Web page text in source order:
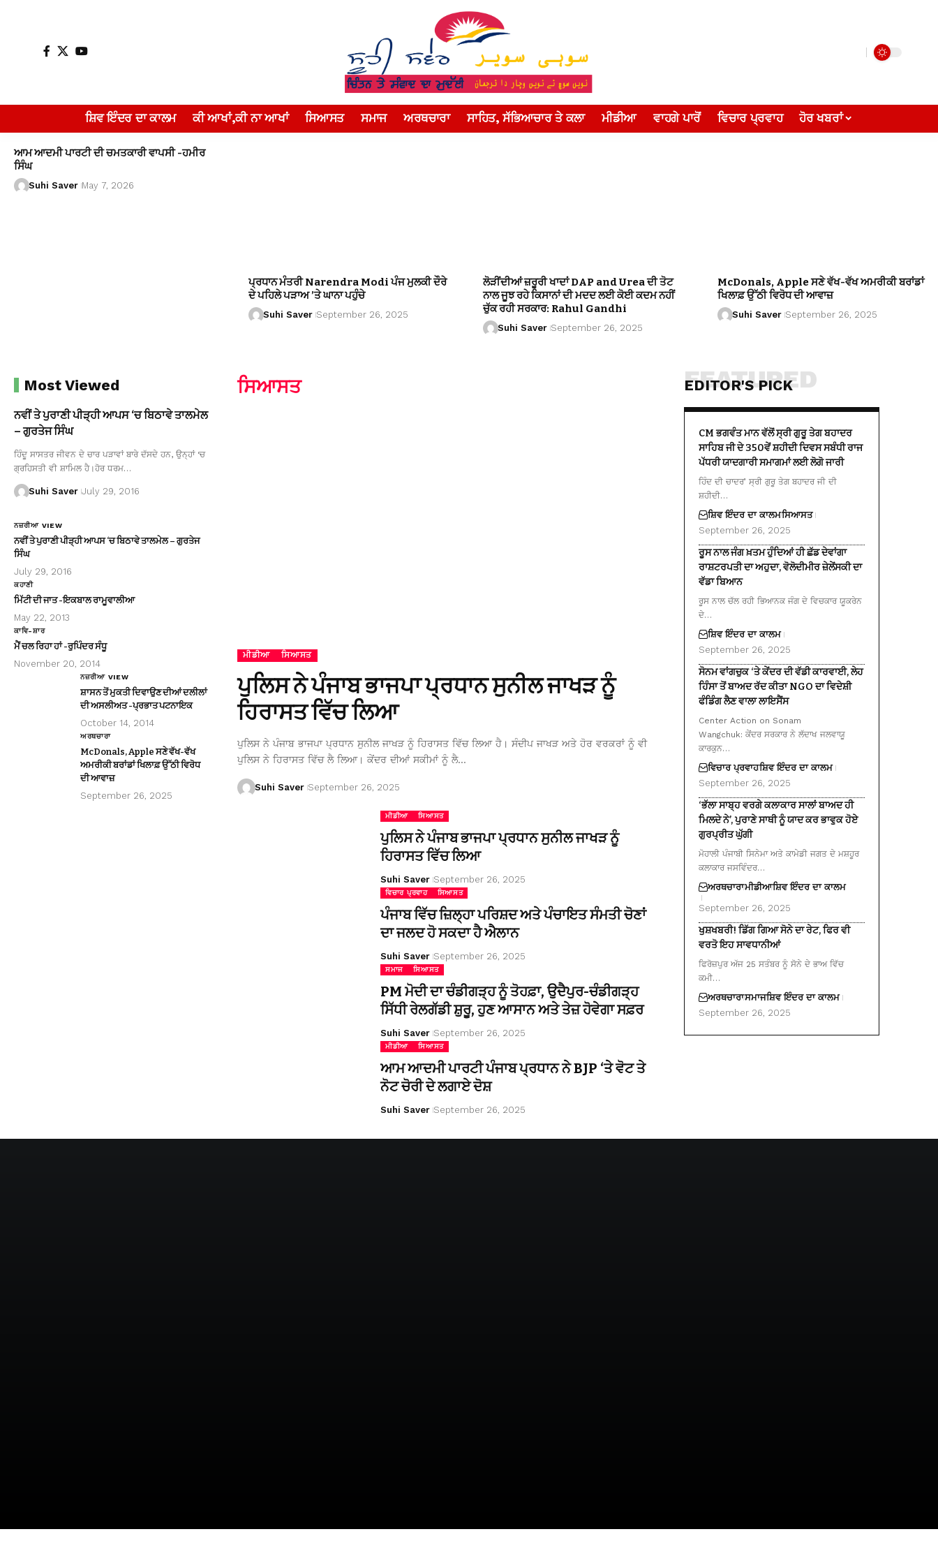
ਸ਼ਿਵ ਇੰਦਰ ਦਾ ਕਾਲਮ ਕੀ ਆਖਾਂ,ਕੀ ਨਾ ਆਖਾਂ ਸਿਆਸਤ ਸਮਾਜ ਅਰਥਚਾਰਾ ਸਾਹਿਤ, ਸੱਭਿਆਚਾਰ ਤੇ ਕਲਾ ਮੀਡੀਆ ਵਾਹਗੇ ਪਾਰੋਂ ਵਿਚਾਰ ਪ੍ਰਵਾਹ ਹੋਰ ਖਬਰਾਂ
ਆਮ ਆਦਮੀ ਪਾਰਟੀ ਦੀ ਚਮਤਕਾਰੀ ਵਾਪਸੀ -ਹਮੀਰ
ਸਿੰਘ
Suhi Saver May 7, 2026
ਪ੍ਰਧਾਨ ਮੰਤਰੀ Narendra Modi ਪੰਜ ਮੁਲਕੀ ਦੌਰੇ
ਦੇ ਪਹਿਲੇ ਪੜਾਅ ’ਤੇ ਘਾਨਾ ਪਹੁੰਚੇ
Suhi Saver September 26, 2025
ਲੋੜੀਂਦੀਆਂ ਜ਼ਰੂਰੀ ਖਾਦਾਂ DAP and Urea ਦੀ ਤੋਟ
ਨਾਲ ਜੂਝ ਰਹੇ ਕਿਸਾਨਾਂ ਦੀ ਮਦਦ ਲਈ ਕੋਈ ਕਦਮ ਨਹੀਂ
ਚੁੱਕ ਰਹੀ ਸਰਕਾਰ: Rahul Gandhi
Suhi Saver September 26, 2025
McDonals, Apple ਸਣੇ ਵੱਖ-ਵੱਖ ਅਮਰੀਕੀ ਬਰਾਂਡਾਂ
ਖਿਲਾਫ਼ ਉੱਠੀ ਵਿਰੋਧ ਦੀ ਆਵਾਜ਼
Suhi Saver September 26, 2025
Most Viewed
ਨਵੀਂ ਤੇ ਪੁਰਾਣੀ ਪੀੜ੍ਹੀ ਆਪਸ ‘ਚ ਬਿਠਾਵੇ ਤਾਲਮੇਲ
– ਗੁਰਤੇਜ ਸਿੰਘ
ਹਿੰਦੂ ਸਾਸਤਰ ਜੀਵਨ ਦੇ ਚਾਰ ਪੜਾਵਾਂ ਬਾਰੇ ਦੱਸਦੇ ਹਨ, ਉਨ੍ਹਾਂ ‘ਚ
ਗ੍ਰਹਿਸਤੀ ਵੀ ਸ਼ਾਮਿਲ ਹੈ।ਹੋਰ ਧਰਮ…
Suhi Saver July 29, 2016
ਨਜ਼ਰੀਆ VIEW
ਨਵੀਂ ਤੇ ਪੁਰਾਣੀ ਪੀੜ੍ਹੀ ਆਪਸ ‘ਚ ਬਿਠਾਵੇ ਤਾਲਮੇਲ – ਗੁਰਤੇਜ
ਸਿੰਘ
July 29, 2016
ਕਹਾਣੀ
ਮਿੱਟੀ ਦੀ ਜਾਤ -ਇਕਬਾਲ ਰਾਮੂਵਾਲੀਆ
May 22, 2013
ਕਾਵਿ-ਸ਼ਾਰ
ਮੈਂ ਚਲ ਰਿਹਾ ਹਾਂ -ਰੁਪਿੰਦਰ ਸੰਧੂ
November 20, 2014
ਨਜ਼ਰੀਆ VIEW
ਸ਼ਾਸਨ ਤੋਂ ਮੁਕਤੀ ਦਿਵਾਉਣ ਦੀਆਂ ਦਲੀਲਾਂ
ਦੀ ਅਸਲੀਅਤ -ਪ੍ਰਭਾਤ ਪਟਨਾਇਕ
October 14, 2014
ਅਰਥਚਾਰਾ
McDonals, Apple ਸਣੇ ਵੱਖ-ਵੱਖ
ਅਮਰੀਕੀ ਬਰਾਂਡਾਂ ਖਿਲਾਫ਼ ਉੱਠੀ ਵਿਰੋਧ
ਦੀ ਆਵਾਜ਼
September 26, 2025
ਸਿਆਸਤ
ਮੀਡੀਆ ਸਿਆਸਤ
ਪੁਲਿਸ ਨੇ ਪੰਜਾਬ ਭਾਜਪਾ ਪ੍ਰਧਾਨ ਸੁਨੀਲ ਜਾਖੜ ਨੂੰ
ਹਿਰਾਸਤ ਵਿੱਚ ਲਿਆ
ਪੁਲਿਸ ਨੇ ਪੰਜਾਬ ਭਾਜਪਾ ਪ੍ਰਧਾਨ ਸੁਨੀਲ ਜਾਖੜ ਨੂੰ ਹਿਰਾਸਤ ਵਿੱਚ ਲਿਆ ਹੈ। ਸੰਦੀਪ ਜਾਖੜ ਅਤੇ ਹੋਰ ਵਰਕਰਾਂ ਨੂੰ ਵੀ
ਪੁਲਿਸ ਨੇ ਹਿਰਾਸਤ ਵਿੱਚ ਲੈ ਲਿਆ। ਕੇਂਦਰ ਦੀਆਂ ਸਕੀਮਾਂ ਨੂੰ ਲੈ…
Suhi Saver September 26, 2025
ਮੀਡੀਆ ਸਿਆਸਤ
ਪੁਲਿਸ ਨੇ ਪੰਜਾਬ ਭਾਜਪਾ ਪ੍ਰਧਾਨ ਸੁਨੀਲ ਜਾਖੜ ਨੂੰ
ਹਿਰਾਸਤ ਵਿੱਚ ਲਿਆ
Suhi Saver September 26, 2025
ਵਿਚਾਰ ਪ੍ਰਵਾਹ ਸਿਆਸਤ
ਪੰਜਾਬ ਵਿੱਚ ਜ਼ਿਲ੍ਹਾ ਪਰਿਸ਼ਦ ਅਤੇ ਪੰਚਾਇਤ ਸੰਮਤੀ ਚੋਣਾਂ
ਦਾ ਜਲਦ ਹੋ ਸਕਦਾ ਹੈ ਐਲਾਨ
Suhi Saver September 26, 2025
ਸਮਾਜ ਸਿਆਸਤ
PM ਮੋਦੀ ਦਾ ਚੰਡੀਗੜ੍ਹ ਨੂੰ ਤੋਹਫ਼ਾ, ਉਦੈਪੁਰ-ਚੰਡੀਗੜ੍ਹ
ਸਿੱਧੀ ਰੇਲਗੱਡੀ ਸ਼ੁਰੂ, ਹੁਣ ਆਸਾਨ ਅਤੇ ਤੇਜ਼ ਹੋਵੇਗਾ ਸਫ਼ਰ
Suhi Saver September 26, 2025
ਮੀਡੀਆ ਸਿਆਸਤ
ਆਮ ਆਦਮੀ ਪਾਰਟੀ ਪੰਜਾਬ ਪ੍ਰਧਾਨ ਨੇ BJP ‘ਤੇ ਵੋਟ ਤੇ
ਨੋਟ ਚੋਰੀ ਦੇ ਲਗਾਏ ਦੋਸ਼
Suhi Saver September 26, 2025
EDITOR'S PICK
FEATURED
CM ਭਗਵੰਤ ਮਾਨ ਵੱਲੋਂ ਸ੍ਰੀ ਗੁਰੂ ਤੇਗ ਬਹਾਦਰ
ਸਾਹਿਬ ਜੀ ਦੇ 350ਵੇਂ ਸ਼ਹੀਦੀ ਦਿਵਸ ਸਬੰਧੀ ਰਾਜ
ਪੱਧਰੀ ਯਾਦਗਾਰੀ ਸਮਾਗਮਾਂ ਲਈ ਲੋਗੋ ਜਾਰੀ
ਹਿੰਦ ਦੀ ਚਾਦਰ’ ਸ੍ਰੀ ਗੁਰੂ ਤੇਗ ਬਹਾਦਰ ਜੀ ਦੀ
ਸ਼ਹੀਦੀ…
ਸ਼ਿਵ ਇੰਦਰ ਦਾ ਕਾਲਮਸਿਆਸਤ
September 26, 2025
ਰੂਸ ਨਾਲ ਜੰਗ ਖ਼ਤਮ ਹੁੰਦਿਆਂ ਹੀ ਛੱਡ ਦੇਵਾਂਗਾ
ਰਾਸ਼ਟਰਪਤੀ ਦਾ ਅਹੁਦਾ, ਵੋਲੋਦੀਮੀਰ ਜ਼ੇਲੇਂਸਕੀ ਦਾ
ਵੱਡਾ ਬਿਆਨ
ਰੂਸ ਨਾਲ ਚੱਲ ਰਹੀ ਭਿਆਨਕ ਜੰਗ ਦੇ ਵਿਚਕਾਰ ਯੂਕਰੇਨ
ਦੇ…
ਸ਼ਿਵ ਇੰਦਰ ਦਾ ਕਾਲਮ
September 26, 2025
ਸੋਨਮ ਵਾਂਗਚੁਕ ‘ਤੇ ਕੇਂਦਰ ਦੀ ਵੱਡੀ ਕਾਰਵਾਈ, ਲੇਹ
ਹਿੰਸਾ ਤੋਂ ਬਾਅਦ ਰੱਦ ਕੀਤਾ NGO ਦਾ ਵਿਦੇਸ਼ੀ
ਫੰਡਿੰਗ ਲੈਣ ਵਾਲਾ ਲਾਇਸੈਂਸ
Center Action on Sonam
Wangchuk: ਕੇਂਦਰ ਸਰਕਾਰ ਨੇ ਲੱਦਾਖ ਜਲਵਾਯੂ
ਕਾਰਕੁਨ…
ਵਿਚਾਰ ਪ੍ਰਵਾਹਸ਼ਿਵ ਇੰਦਰ ਦਾ ਕਾਲਮ
September 26, 2025
‘ਭੱਲਾ ਸਾਬ੍ਹ ਵਰਗੇ ਕਲਾਕਾਰ ਸਾਲਾਂ ਬਾਅਦ ਹੀ
ਮਿਲਦੇ ਨੇ’, ਪੁਰਾਣੇ ਸਾਥੀ ਨੂੰ ਯਾਦ ਕਰ ਭਾਵੁਕ ਹੋਏ
ਗੁਰਪ੍ਰੀਤ ਘੁੱਗੀ
ਮੋਹਾਲੀ ਪੰਜਾਬੀ ਸਿਨੇਮਾ ਅਤੇ ਕਾਮੇਡੀ ਜਗਤ ਦੇ ਮਸ਼ਹੂਰ
ਕਲਾਕਾਰ ਜਸਵਿੰਦਰ…
ਅਰਥਚਾਰਾਮੀਡੀਆਸ਼ਿਵ ਇੰਦਰ ਦਾ ਕਾਲਮ
September 26, 2025
ਖੁਸ਼ਖਬਰੀ! ਡਿੱਗ ਗਿਆ ਸੋਨੇ ਦਾ ਰੇਟ, ਫਿਰ ਵੀ
ਵਰਤੋ ਇਹ ਸਾਵਧਾਨੀਆਂ
ਫਿਰੋਜ਼ਪੁਰ ਅੱਜ 25 ਸਤੰਬਰ ਨੂੰ ਸੋਨੇ ਦੇ ਭਾਅ ਵਿੱਚ
ਕਮੀ…
ਅਰਥਚਾਰਾਸਮਾਜਸ਼ਿਵ ਇੰਦਰ ਦਾ ਕਾਲਮ
September 26, 2025